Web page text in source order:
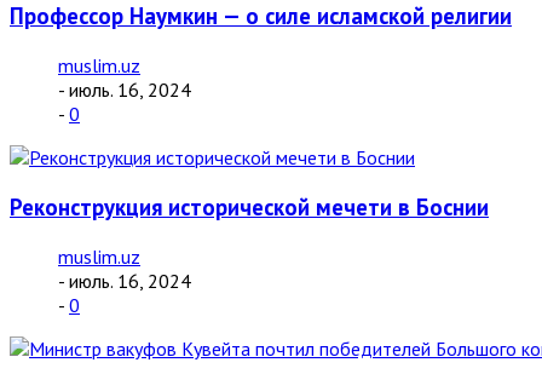
Профессор Наумкин — о силе исламской религии
muslim.uz
- июль. 16, 2024
- 0
Реконструкция исторической мечети в Боснии
muslim.uz
- июль. 16, 2024
- 0